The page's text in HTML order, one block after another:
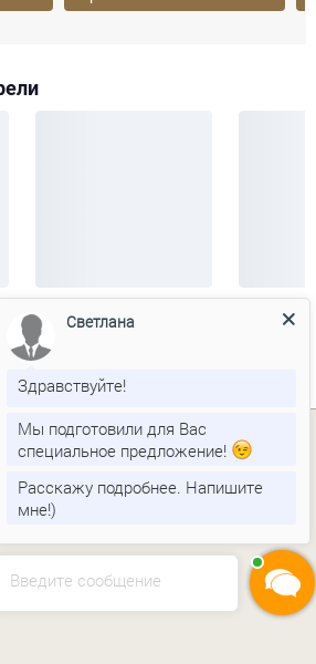
Введите сообщение
Светлана
Здравствуйте!
Мы подготовили для Вас
специальное предложение!
Расскажу подробнее. Напишите
мне!)